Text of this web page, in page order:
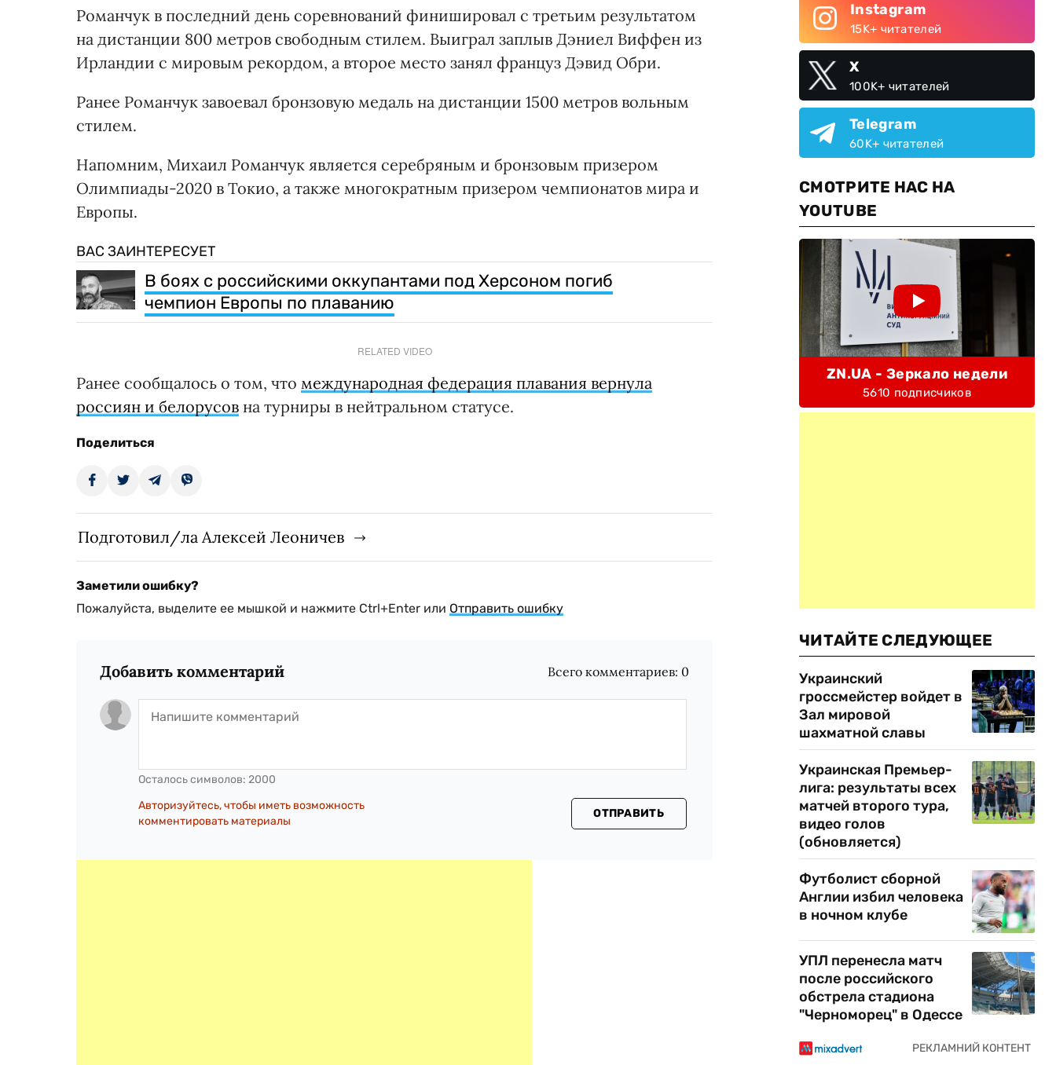
Романчук в последний день соревнований финишировал с третьим результатом
на дистанции 800 метров свободным стилем. Выиграл заплыв Дэниел Виффен из
Ирландии с мировым рекордом, а второе место занял француз Дэвид Обри.
Ранее Романчук завоевал бронзовую медаль на дистанции 1500 метров вольным
стилем.
Напомним, Михаил Романчук является серебряным и бронзовым призером
Олимпиады-2020 в Токио, а также многократным призером чемпионатов мира и
Европы.
ВАС ЗАИНТЕРЕСУЕТ
В боях с российскими оккупантами под Херсоном погиб
чемпион Европы по плаванию
RELATED VIDEO
Ранее сообщалось о том, что международная федерация плавания вернула
россиян и белорусов на турниры в нейтральном статусе.
Поделиться
Подготовил/ла Алексей Леоничев
Заметили ошибку?
Пожалуйста, выделите ее мышкой и нажмите Ctrl+Enter или Отправить ошибку
Добавить комментарий Всего комментариев: 0
Осталось символов: 2000
Авторизуйтесь, чтобы иметь возможность
комментировать материалы
ОТПРАВИТЬ
Instagram
15K+ читателей
X
100K+ читателей
Telegram
60K+ читателей
СМОТРИТЕ НАС НА
YOUTUBE
ZN.UA - Зеркало недели
5610 подписчиков
ЧИТАЙТЕ СЛЕДУЮЩЕЕ
Украинский
гроссмейстер войдет в
Зал мировой
шахматной славы
Украинская Премьер-
лига: результаты всех
матчей второго тура,
видео голов
(обновляется)
Футболист сборной
Англии избил человека
в ночном клубе
УПЛ перенесла матч
после российского
обстрела стадиона
"Черноморец" в Одессе